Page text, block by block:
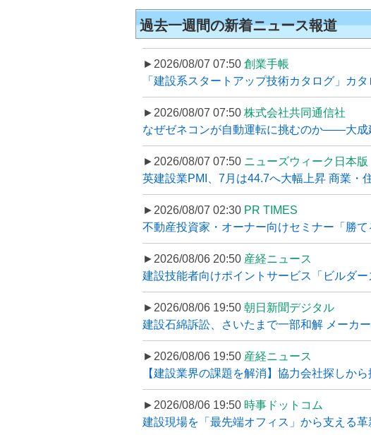
過去一週間の新着ニュース報道
►2026/08/07 07:50 創業手帳
「建設系スタートアップ技術カタログ」カ
►2026/08/07 07:50 株式会社共同通信社
なぜゼネコンが自動運転に挑むのか――大成
►2026/08/07 07:50 ニューズウィーク日本版
英建設業PMI、7月は44.7へ大幅上昇 商業・
►2026/08/07 02:30 PR TIMES
不動産投資家・オーナー向けセミナー「勝
►2026/08/06 20:50 産経ニュース
建設技能者向けポイントサービス「ビルダ
►2026/08/06 19:50 朝日新聞デジタル
建設石綿訴訟、さいたまで一部和解 メーカ
►2026/08/06 19:50 産経ニュース
【建設業界の課題を解消】協力会社探しか
►2026/08/06 19:50 時事ドットコム
建設現場を「最先端オフィス」から支える